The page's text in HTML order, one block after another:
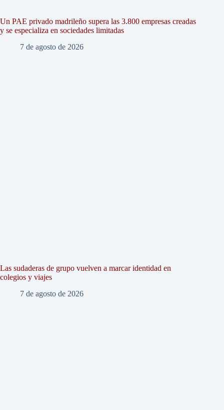
Un PAE privado madrileño supera las 3.800 empresas creadas
y se especializa en sociedades limitadas
7 de agosto de 2026
Las sudaderas de grupo vuelven a marcar identidad en
colegios y viajes
7 de agosto de 2026